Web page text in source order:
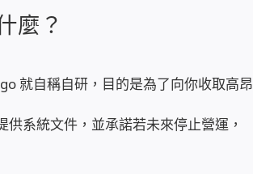
麼？
就自稱自研，目的是為了向你收取高昂
系統文件，並承諾若未來停止營運，